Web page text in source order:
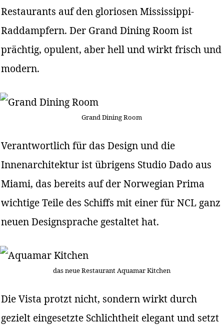
Restaurants auf den gloriosen Mississippi-
Raddampfern. Der Grand Dining Room ist
prächtig, opulent, aber hell und wirkt frisch und
modern.
Grand Dining Room
Verantwortlich für das Design und die
Innenarchitektur ist übrigens Studio Dado aus
Miami, das bereits auf der Norwegian Prima
wichtige Teile des Schiffs mit einer für NCL ganz
neuen Designsprache gestaltet hat.
das neue Restaurant Aquamar Kitchen
Die Vista protzt nicht, sondern wirkt durch
gezielt eingesetzte Schlichtheit elegant und setzt